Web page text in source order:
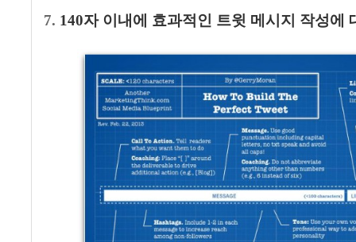
7. 140자 이내에 효과적인 트윗 메시지 작성에